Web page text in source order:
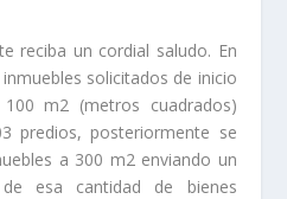
reciba un cordial saludo. En
solicitados de inicio
m2 (metros cuadrados)
predios, posteriormente se
a 300 m2 enviando un
esa cantidad de bienes